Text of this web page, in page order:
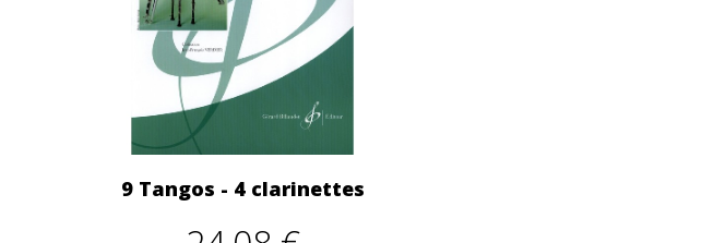
9 Tangos - 4 clarinettes